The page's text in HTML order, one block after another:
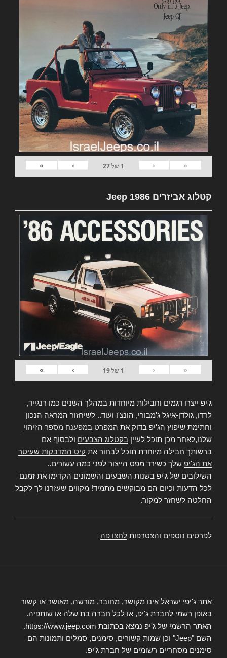
«
‹
1 של27
›
»
קטלוג אביזרים Jeep 1986
«
‹
1 של19
›
»
ג'יפ ייצרו דגמים וחבילות מיוחדות במהלך השנים כמו רנגייד,
לרדו, גולדן-איגל ג'מבורי, הונצ'ו ועוד.. לשיחזור המראה הנכון
וחתימת שיפוץ הג'יפ בדוק את המפרט במפענח מספר הזיהוי
שלנו,לאחר מכן תוכל לעיין בקטלוג הצבעים ולבסוף אם
ברשותך חבילה מיוחדת תוכל לבחור את קיט המדבקות שעיטר
את הג'יפ שלך כשירד מפס הייצור לפני כמה עשורים..
השילובים של ג'יפ בשנות השבעים והשמונים הקדימו את זמנם
לכל הדעות וכיום הם מבוקשים מתמיד! מקווים שעזרנו לך לקבל
החלטה לשחזר למקור.
לפרטים נוספים והצטרפות לחצו פה
אתר ג'יפי ישראל אינו מקושר, מחובר, מורשה, מאושר או קשור
באופן רשמי לחברת ג'יפ, או לכל חברה בת שלה או שותפיה.
האתר הרשמי של ג'יפ נמצא בכתובת https://www.jeep.com.
השם "Jeep" וכן שמות קשורים, סימנים, סמלים ותמונות הם
סימנים מסחריים רשומים של חברת ג'יפ.